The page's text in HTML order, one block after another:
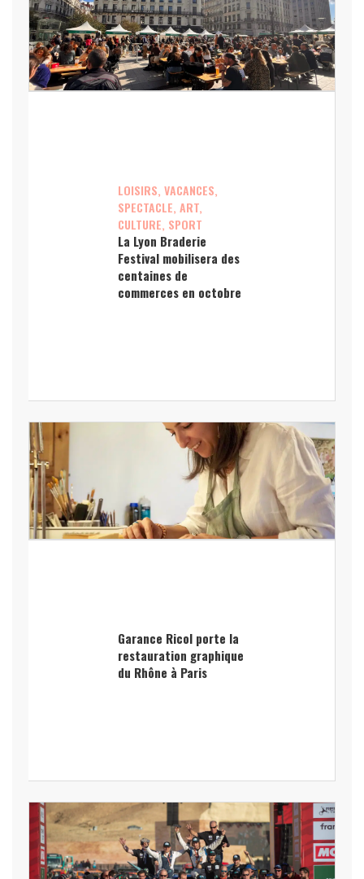
LOISIRS, VACANCES,
SPECTACLE, ART,
CULTURE, SPORT
La Lyon Braderie
Festival mobilisera des
centaines de
commerces en octobre
Garance Ricol porte la
restauration graphique
du Rhône à Paris